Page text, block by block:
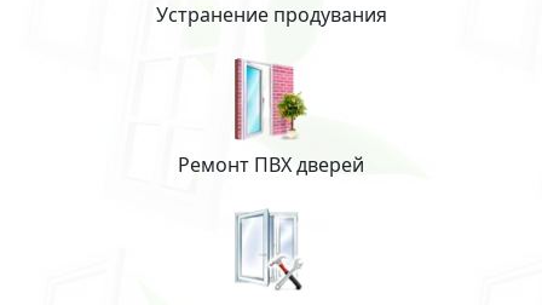
Устранение продувания
Ремонт ПВХ дверей